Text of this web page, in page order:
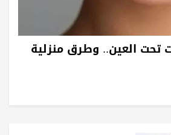
تحت العين.. وطرق منزلية